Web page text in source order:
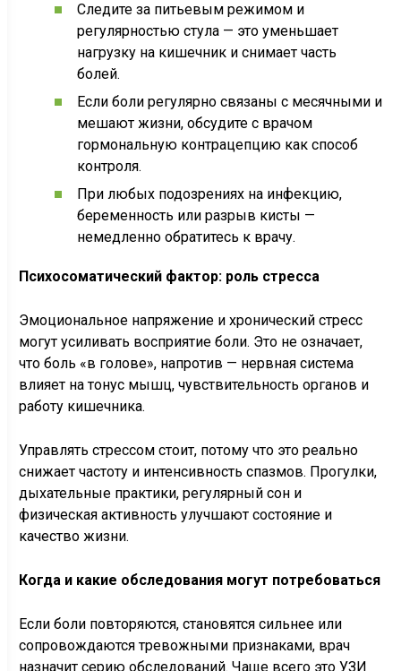
Следите за питьевым режимом и
регулярностью стула — это уменьшает
нагрузку на кишечник и снимает часть
болей.
Если боли регулярно связаны с месячными и
мешают жизни, обсудите с врачом
гормональную контрацепцию как способ
контроля.
При любых подозрениях на инфекцию,
беременность или разрыв кисты —
немедленно обратитесь к врачу.
Психосоматический фактор: роль стресса
Эмоциональное напряжение и хронический стресс
могут усиливать восприятие боли. Это не означает,
что боль «в голове», напротив — нервная система
влияет на тонус мышц, чувствительность органов и
работу кишечника.
Управлять стрессом стоит, потому что это реально
снижает частоту и интенсивность спазмов. Прогулки,
дыхательные практики, регулярный сон и
физическая активность улучшают состояние и
качество жизни.
Когда и какие обследования могут потребоваться
Если боли повторяются, становятся сильнее или
сопровождаются тревожными признаками, врач
назначит серию обследований. Чаще всего это УЗИ